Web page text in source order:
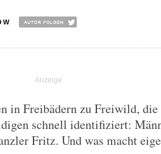
in Freibädern zu Freiwild, die
schnell identifiziert:
Fritz. Und was macht